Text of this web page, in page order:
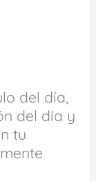
del día,
del día y
tu